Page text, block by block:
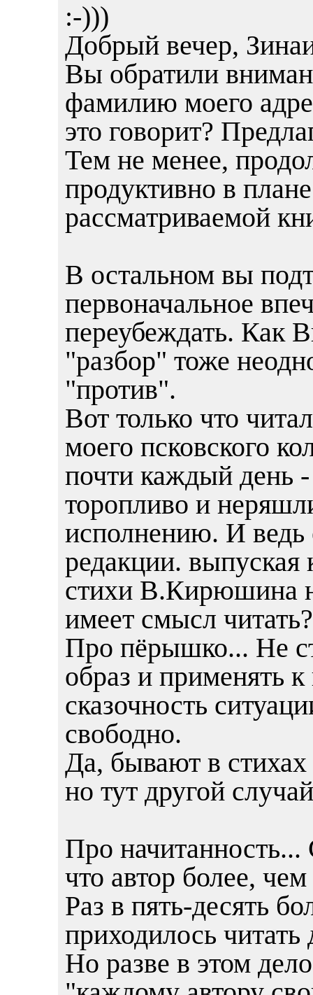
:-)))
Добрый вечер,
Вы обратили
фамилию моего
это говорит?
Тем не менее,
продуктивно в
рассматриваемой
В остальном вы
первоначальное
переубеждать. Как
"разбор" тоже
"против".
Вот только что
моего псковского
почти каждый день
торопливо и
исполнению. И ведь
редакции. выпуская
стихи В.Кирюшина
имеет смысл читать?
Про пёрышко... Не
образ и применять
сказочность
свободно.
Да, бывают в
но тут другой
Про начитанность...
что автор более,
Раз в пять-десять
приходилось
Но разве в этом